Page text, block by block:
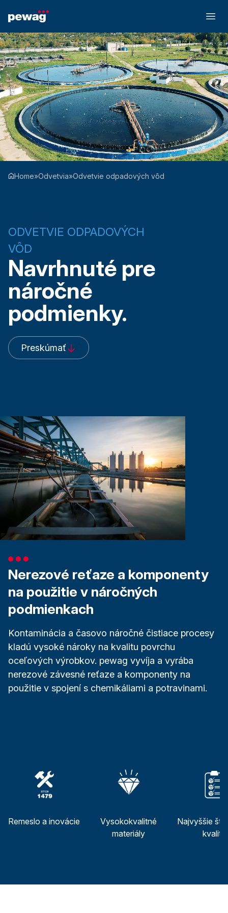
Home»Odvetvia»Odvetvie odpadových vôd
ODVETVIE ODPADOVÝCH
VÔD
Navrhnuté pre
náročné
podmienky.
Preskúmať
Nerezové reťaze a komponenty
na použitie v náročných
podmienkach
Kontaminácia a časovo náročné čistiace procesy
kladú vysoké nároky na kvalitu povrchu
oceľových výrobkov. pewag vyvíja a vyrába
nerezové závesné reťaze a komponenty na
použitie v spojení s chemikáliami a potravinami.
Remeslo a inovácie
Vysokokvalitné
materiály
Najvyššie
kvality